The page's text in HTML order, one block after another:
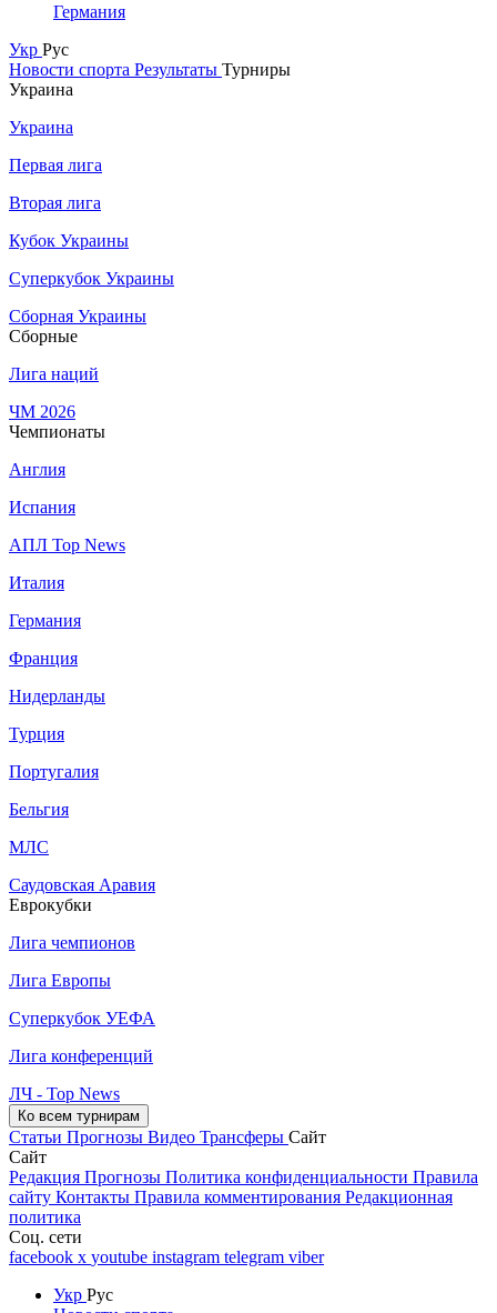
Германия
Укр Рус
Новости спорта Результаты Турниры
Украина
Украина
Первая лига
Вторая лига
Кубок Украины
Суперкубок Украины
Сборная Украины
Сборные
Лига наций
ЧМ 2026
Чемпионаты
Англия
Испания
АПЛ Top News
Италия
Германия
Франция
Нидерланды
Турция
Португалия
Бельгия
МЛС
Саудовская Аравия
Еврокубки
Лига чемпионов
Лига Европы
Суперкубок УЕФА
Лига конференций
ЛЧ - Top News
Ко всем турнирам
Статьи Прогнозы Видео Трансферы Сайт
Сайт
Редакция Прогнозы Политика конфиденциальности Правила
сайту Контакты Правила комментирования Редакционная
политика
Соц. сети
facebook x youtube instagram telegram viber
Укр Рус